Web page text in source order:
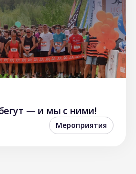
— и мы с ними!
Мероприятия